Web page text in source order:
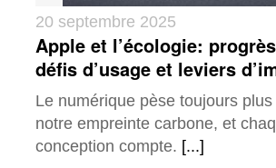
20 septembre 2025
Apple et l’écologie:
défis d’usage et leviers
Le numérique pèse toujours
notre empreinte carbone, et
conception compte. [...]